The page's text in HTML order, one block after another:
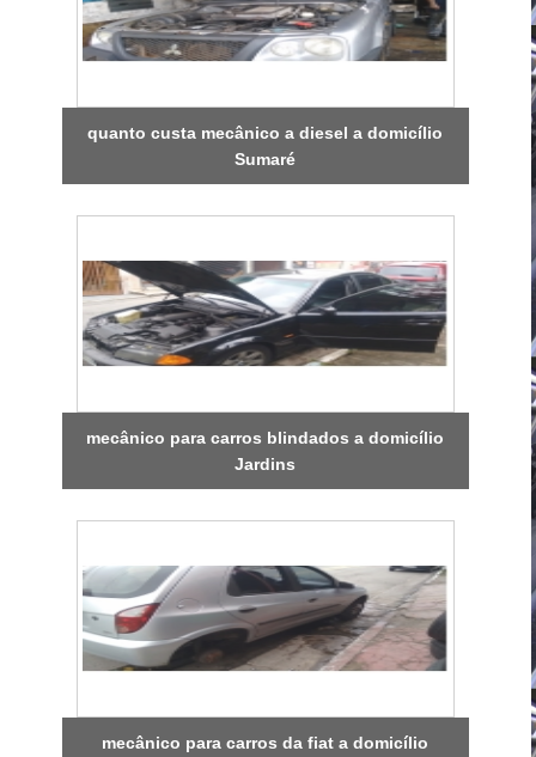
quanto custa mecânico a diesel a domicílio
Sumaré
mecânico para carros blindados a domicílio
Jardins
mecânico para carros da fiat a domicílio